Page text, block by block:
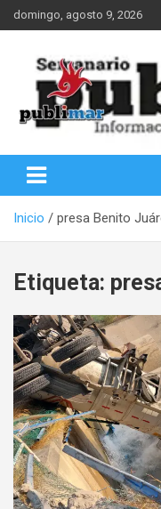
Saltar
al
domingo, agosto 9, 2026
PubliMar
Inicio presa Benito
Etiqueta: